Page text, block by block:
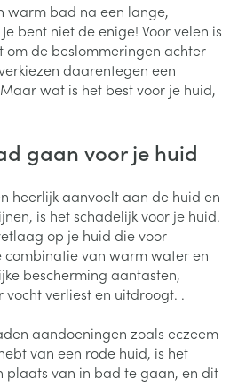
warm bad na een lange,
bent niet de enige! Voor velen is
om de beslommeringen achter
daarentegen een
wat is het best voor je huid,
gaan voor je huid
heerlijk aanvoelt aan de huid en
is het schadelijk voor je huid.
op je huid die voor
combinatie van warm water en
bescherming aantasten,
verliest en uitdroogt. .
aandoeningen zoals eczeem
van een rode huid, is het
plaats van in bad te gaan, en dit